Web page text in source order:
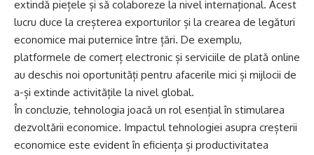
extindă piețele și să colaboreze la nivel internațional. Acest
lucru duce la creșterea exporturilor și la crearea de legături
economice mai puternice între țări. De exemplu,
platformele de comerț electronic și serviciile de plată online
au deschis noi oportunități pentru afacerile mici și mijlocii de
a-și extinde activitățile la nivel global.
În concluzie, tehnologia joacă un rol esențial în stimularea
dezvoltării economice. Impactul tehnologiei asupra creșterii
economice este evident în eficiența și productivitatea